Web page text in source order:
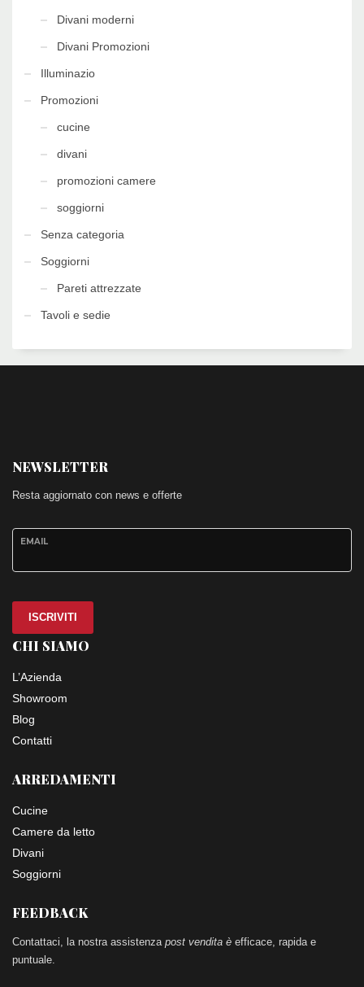
Divani moderni
Divani Promozioni
Illuminazio
Promozioni
cucine
divani
promozioni camere
soggiorni
Senza categoria
Soggiorni
Pareti attrezzate
Tavoli e sedie
NEWSLETTER
Resta aggiornato con news e offerte
EMAIL
ISCRIVITI
CHI SIAMO
L’Azienda
Showroom
Blog
Contatti
ARREDAMENTI
Cucine
Camere da letto
Divani
Soggiorni
FEEDBACK
Contattaci, la nostra assistenza post vendita è efficace, rapida e
puntuale.